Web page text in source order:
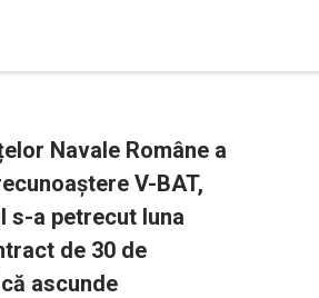
Navale Române a
V-BAT,
s-a petrecut luna
de 30 de
ascunde